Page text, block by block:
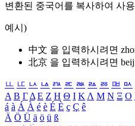
변환된 중국어를 복사하여 사
예시)
中文 을 입력하시려면
北京 을 입력하시려면
ㅥ ㅦ ㅧ ㅨ ㅩ ㅪ ㅫ ㅬ ㅭ ㅮ ㅯ
Α Β ΓΔ Ε Ζ Η Θ Ι ΚΛ Μ Ν Ξ Ο
á à Á À é è É È ç Ç ê
Ä Ö Ü ä ö ü ß